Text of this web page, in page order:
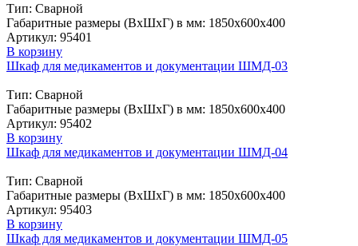
Тип: Сварной
Габаритные размеры (ВxШxГ) в мм: 1850х600х400
Артикул: 95401
В корзину
Шкаф для медикаментов и документации ШМД-03
Тип: Сварной
Габаритные размеры (ВxШxГ) в мм: 1850х600х400
Артикул: 95402
В корзину
Шкаф для медикаментов и документации ШМД-04
Тип: Сварной
Габаритные размеры (ВxШxГ) в мм: 1850х600х400
Артикул: 95403
В корзину
Шкаф для медикаментов и документации ШМД-05